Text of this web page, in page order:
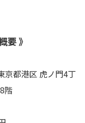
要 》
港区 虎ノ門4丁
階